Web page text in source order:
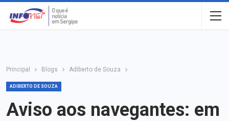
Principal Blogs Adiberto de Souza
ADIBERTO DE SOUZA
Aviso aos navegantes: em